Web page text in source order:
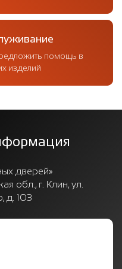
помощь в
изделий
дверей»
обл., г. Клин, ул.
д. 103